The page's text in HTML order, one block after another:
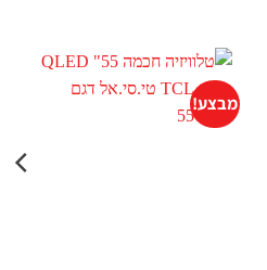
מבצע!